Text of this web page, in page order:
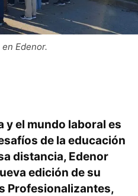
Edenor.
y el mundo laboral es
de la educación
distancia, Edenor
edición de su
Profesionalizantes,